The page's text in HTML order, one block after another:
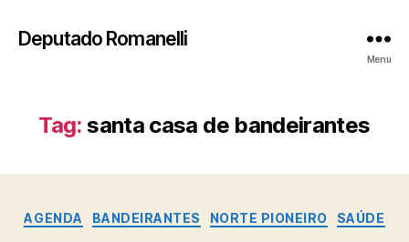
Deputado Romanelli
Menu
Tag: santa casa de bandeirantes
Categorias
AGENDA BANDEIRANTES NORTE PIONEIRO SAÚDE